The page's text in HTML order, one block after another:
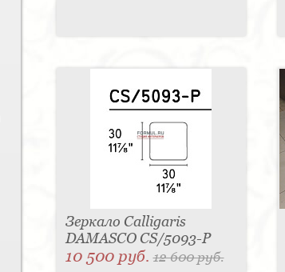
Зеркало Calligaris
DAMASCO CS/5093-P
10 500 руб.12 600 руб.